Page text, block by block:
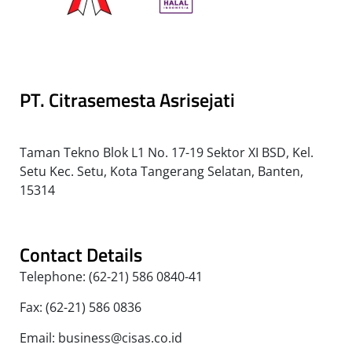
PT. Citrasemesta Asrisejati
Taman Tekno Blok L1 No. 17-19 Sektor XI BSD, Kel.
Setu Kec. Setu, Kota Tangerang Selatan, Banten,
15314
Contact Details
Telephone: (62-21) 586 0840-41
Fax: (62-21) 586 0836
Email: business@cisas.co.id